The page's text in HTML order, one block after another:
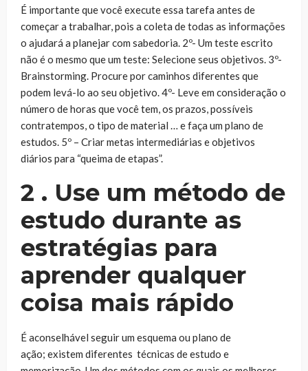
É importante que você execute essa tarefa antes de
começar a trabalhar, pois a coleta de todas as informações
o ajudará a planejar com sabedoria. 2º- Um teste escrito
não é o mesmo que um teste: Selecione seus objetivos. 3º-
Brainstorming. Procure por caminhos diferentes que
podem levá-lo ao seu objetivo. 4º- Leve em consideração o
número de horas que você tem, os prazos, possíveis
contratempos, o tipo de material … e faça um plano de
estudos. 5º – Criar metas intermediárias e objetivos
diários para “queima de etapas”.
2 . Use um método de
estudo durante as
estratégias para
aprender qualquer
coisa mais rápido
É aconselhável seguir um esquema ou plano de
ação; existem diferentes técnicas de estudo e